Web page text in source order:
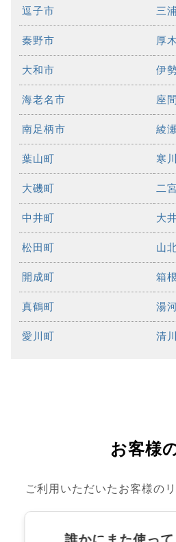
逗子市 三
秦野市 厚
大和市 伊
海老名市 座
南足柄市 綾
葉山町 寒
大磯町 二
中井町 大
松田町 山
開成町 箱
真鶴町 湯
愛川町 清
お客様
ご利用いただいたお客様の